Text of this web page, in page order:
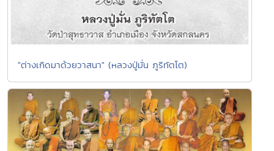
"ต่างเกิดมาด้วยวาสนา" (หลวงปู่มั่น ภูริทัตโต)